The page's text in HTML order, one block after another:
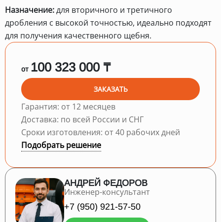
Назначение:для вторичного и третичного
дробления с высокой точностью, идеально подходят
для получения качественного щебня.
от 100 323 000 ₸
ЗАКАЗАТЬ
Гарантия: от 12 месяцев
Доставка: по всей России и СНГ
Сроки изготовления: от 40 рабочих дней
Подобрать решение
АНДРЕЙ ФЕДОРОВ
Инженер-консультант
+7 (950) 921-57-50